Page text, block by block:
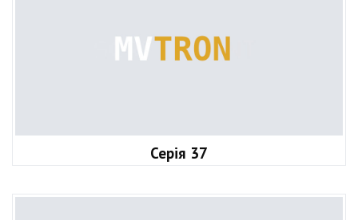
Серія 37